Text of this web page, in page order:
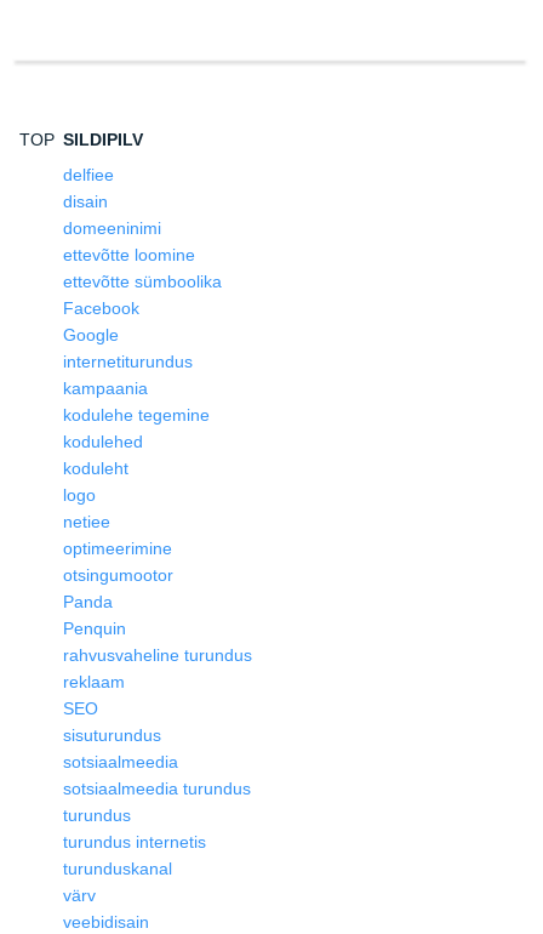
TOP SILDIPILV
delfiee
disain
domeeninimi
ettevõtte loomine
ettevõtte sümboolika
Facebook
Google
internetiturundus
kampaania
kodulehe tegemine
kodulehed
koduleht
logo
netiee
optimeerimine
otsingumootor
Panda
Penquin
rahvusvaheline turundus
reklaam
SEO
sisuturundus
sotsiaalmeedia
sotsiaalmeedia turundus
turundus
turundus internetis
turunduskanal
värv
veebidisain